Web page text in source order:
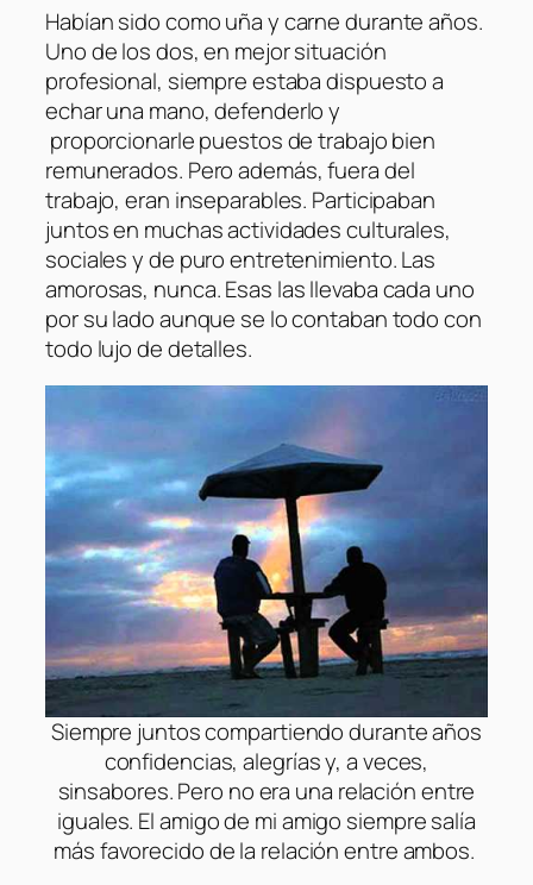
Habían sido como uña y carne durante años.
Uno de los dos, en mejor situación
profesional, siempre estaba dispuesto a
echar una mano, defenderlo y
proporcionarle puestos de trabajo bien
remunerados. Pero además, fuera del
trabajo, eran inseparables. Participaban
juntos en muchas actividades culturales,
sociales y de puro entretenimiento. Las
amorosas, nunca. Esas las llevaba cada uno
por su lado aunque se lo contaban todo con
todo lujo de detalles.
Siempre juntos compartiendo durante años
confidencias, alegrías y, a veces,
sinsabores. Pero no era una relación entre
iguales. El amigo de mi amigo siempre salía
más favorecido de la relación entre ambos.